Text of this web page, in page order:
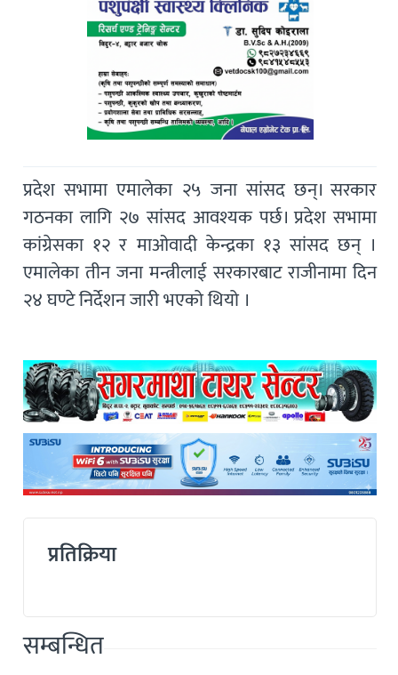
प्रदेश सभामा एमालेका २५ जना सांसद छन्। सरकार
गठनका लागि २७ सांसद आवश्यक पर्छ। प्रदेश सभामा
कांग्रेसका १२ र माओवादी केन्द्रका १३ सांसद छन् ।
एमालेका तीन जना मन्त्रीलाई सरकारबाट राजीनामा दिन
२४ घण्टे निर्देशन जारी भएको थियो ।
प्रतिक्रिया
सम्बन्धित